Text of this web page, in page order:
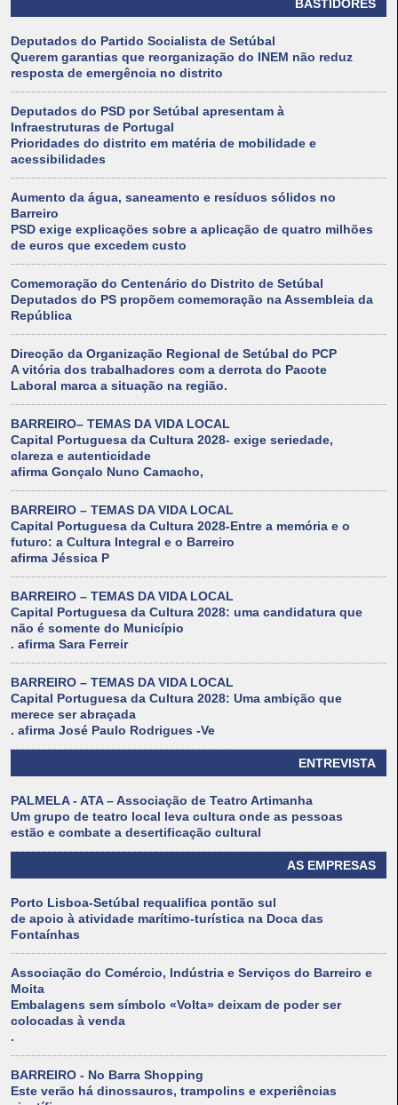
BASTIDORES
Deputados do Partido Socialista de Setúbal
Querem garantias que reorganização do INEM não reduz
resposta de emergência no distrito
Deputados do PSD por Setúbal apresentam à
Infraestruturas de Portugal
Prioridades do distrito em matéria de mobilidade e
acessibilidades
Aumento da água, saneamento e resíduos sólidos no
Barreiro
PSD exige explicações sobre a aplicação de quatro milhões
de euros que excedem custo
Comemoração do Centenário do Distrito de Setúbal
Deputados do PS propõem comemoração na Assembleia da
República
Direcção da Organização Regional de Setúbal do PCP
A vitória dos trabalhadores com a derrota do Pacote
Laboral marca a situação na região.
BARREIRO– TEMAS DA VIDA LOCAL
Capital Portuguesa da Cultura 2028- exige seriedade,
clareza e autenticidade
afirma Gonçalo Nuno Camacho,
BARREIRO – TEMAS DA VIDA LOCAL
Capital Portuguesa da Cultura 2028-Entre a memória e o
futuro: a Cultura Integral e o Barreiro
afirma Jéssica P
BARREIRO – TEMAS DA VIDA LOCAL
Capital Portuguesa da Cultura 2028: uma candidatura que
não é somente do Município
. afirma Sara Ferreir
BARREIRO – TEMAS DA VIDA LOCAL
Capital Portuguesa da Cultura 2028: Uma ambição que
merece ser abraçada
. afirma José Paulo Rodrigues -Ve
ENTREVISTA
PALMELA - ATA – Associação de Teatro Artimanha
Um grupo de teatro local leva cultura onde as pessoas
estão e combate a desertificação cultural
AS EMPRESAS
Porto Lisboa-Setúbal requalifica pontão sul
de apoio à atividade marítimo-turística na Doca das
Fontaínhas
Associação do Comércio, Indústria e Serviços do Barreiro e
Moita
Embalagens sem símbolo «Volta» deixam de poder ser
colocadas à venda
.
BARREIRO - No Barra Shopping
Este verão há dinossauros, trampolins e experiências